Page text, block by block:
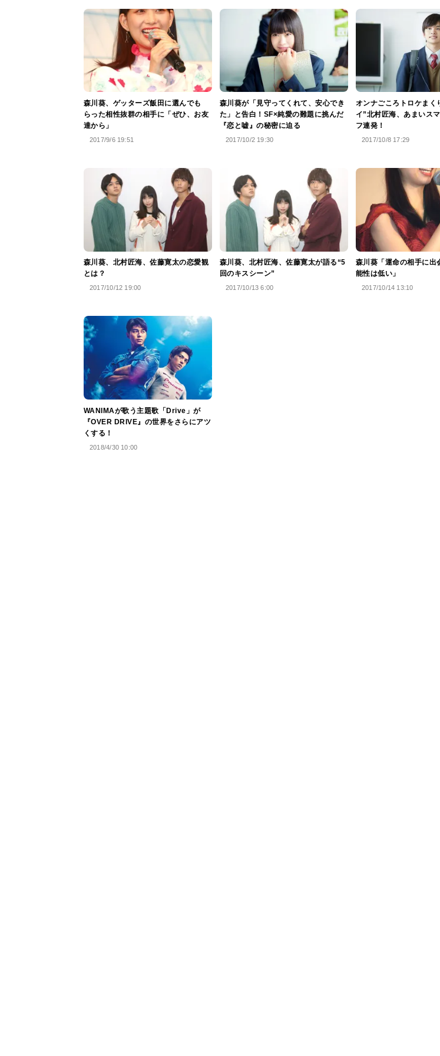
森川葵、ゲッターズ飯田に選んでも
らった相性抜群の相手に「ぜひ、お友
達から」
2017/9/6 19:51
森川葵が「見守ってくれて、安心でき
た」と告白！SF×純愛の難題に挑んだ
『恋と嘘』の秘密に迫る
2017/10/2 19:30
オンナごころトロケまく
イ”北村匠海、あまいス
フ連発！
2017/10/8 17:29
森川葵、北村匠海、佐藤寛太の恋愛観
とは？
2017/10/12 19:00
森川葵、北村匠海、佐藤寛太が語る“5
回のキスシーン”
2017/10/13 6:00
森川葵「運命の相手に出
能性は低い」
2017/10/14 13:10
WANIMAが歌う主題歌「Drive」が
『OVER DRIVE』の世界をさらにアツ
くする！
2018/4/30 10:00